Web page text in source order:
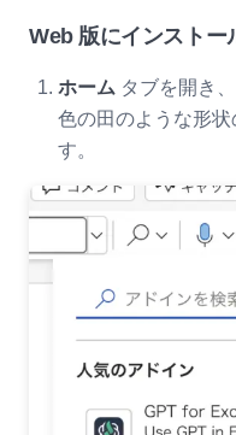
Web 版にインストー
ホーム タブを開き
色の田のような形
す。